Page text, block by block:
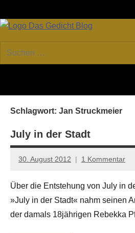
Inhalt
GEDICHT
Forum
von
Essay
und
Suchen
nach:
Schlagwort: Jan Struckmeier
July in der Stadt
30. August 2012
Anton
Leitner
1 Kommentar
Über die Entstehung von July in
»July in der Stadt« nahm seinen
der damals 18jährigen Rebekka